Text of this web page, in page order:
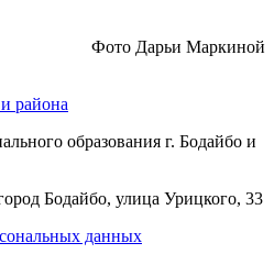
Фото Дарьи Маркиной
района
образования г. Бодайбо и
Бодайбо, улица Урицкого, 33
данных